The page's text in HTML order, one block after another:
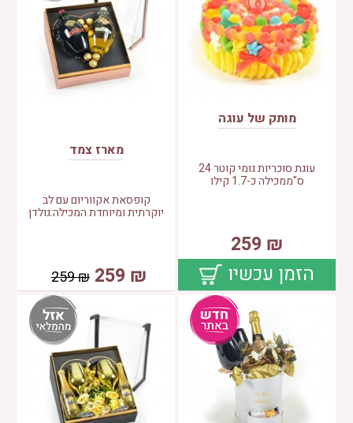
מותק של עוגה
עוגת סוכריות גומי קוטר 24
ס"ממכילה כ-1.7 קילו
₪
259
הזמן עכשיו
מארז צמד
קופסאת אקווריום עם לב
יוקרתית ומיוחדת המכילה:גולדן
₪
259
₪
259